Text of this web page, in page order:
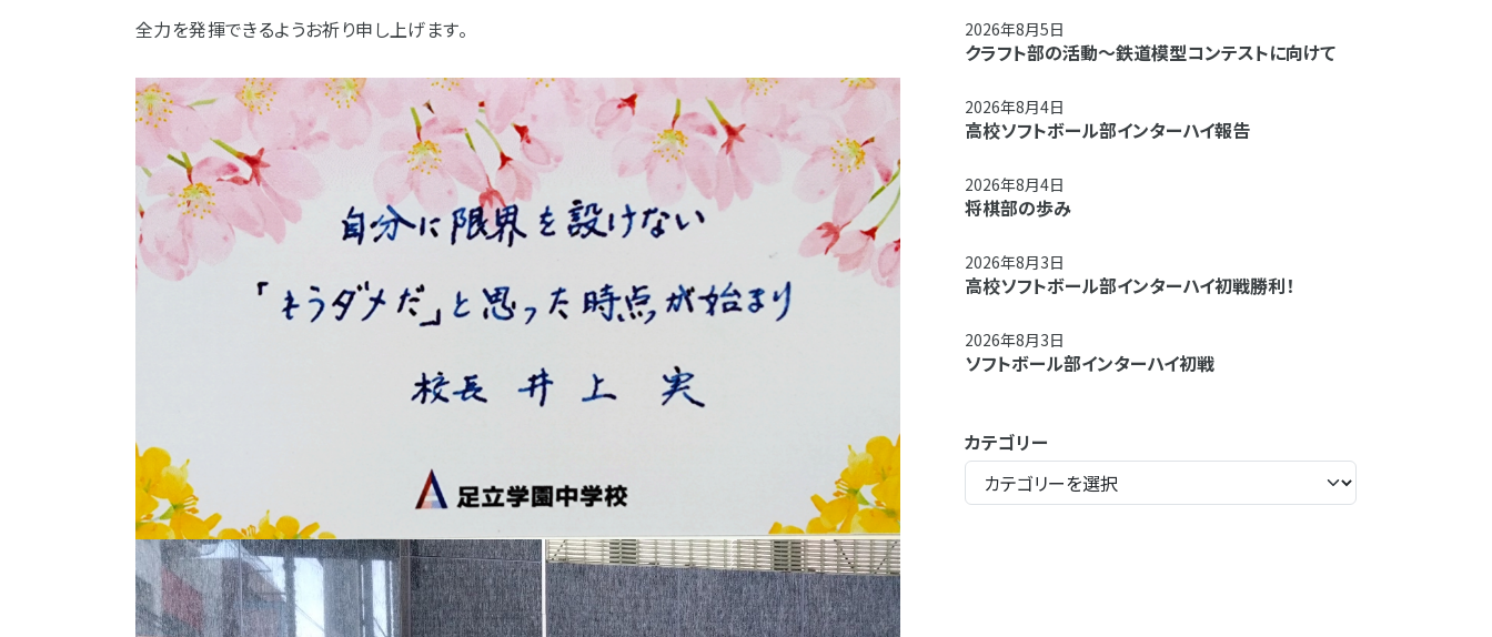
全力を発揮できるようお祈り申し上げます。 2026年8月5日
クラフト部の活動～鉄道模型コンテストに向けて
2026年8月4日
高校ソフトボール部インターハイ報告
2026年8月4日
将棋部の歩み
2026年8月3日
高校ソフトボール部インターハイ初戦勝利！
2026年8月3日
ソフトボール部インターハイ初戦
カテゴリー